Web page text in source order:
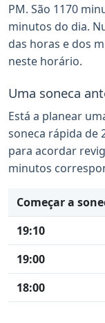
PM. São 1170
minutos do dia.
das horas e dos
neste horário.
Uma soneca
Está a planear
soneca rápida de
para acordar
minutos
Começar a
19:10
19:00
18:00